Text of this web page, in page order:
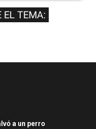
EL TEMA:
a un perro